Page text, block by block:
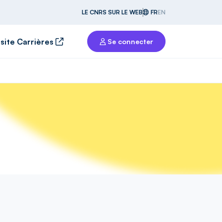
LE CNRS SUR LE WEB FREN
Carrières Se connecter